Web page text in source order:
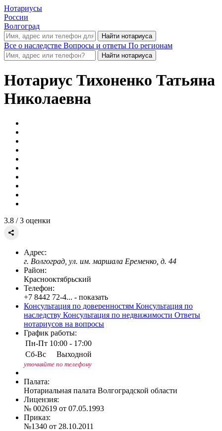
Нотариусы
России
Волгоград
Все о наследстве Вопросы и ответы По регионам
Нотариус Тихоненко Татьяна
Николаевна
3.8 / 3 оценки
Адрес:
г. Волгоград, ул. им. маршала Еременко, д. 44
Район:
Краснооктябрьский
Телефон:
+7 8442 72-4... - показать
Консультация по доверенностям Консультация по
наследству Консультация по недвижимости Ответы
нотариусов на вопросы
График работы:
Пн-Пт 10:00 - 17:00
Сб-Вс
Выходной
уточняйте по телефону
Палата:
Нотариальная палата Волгоградской области
Лицензия:
№ 002619 от 07.05.1993
Приказ:
№1340 от 28.10.2011